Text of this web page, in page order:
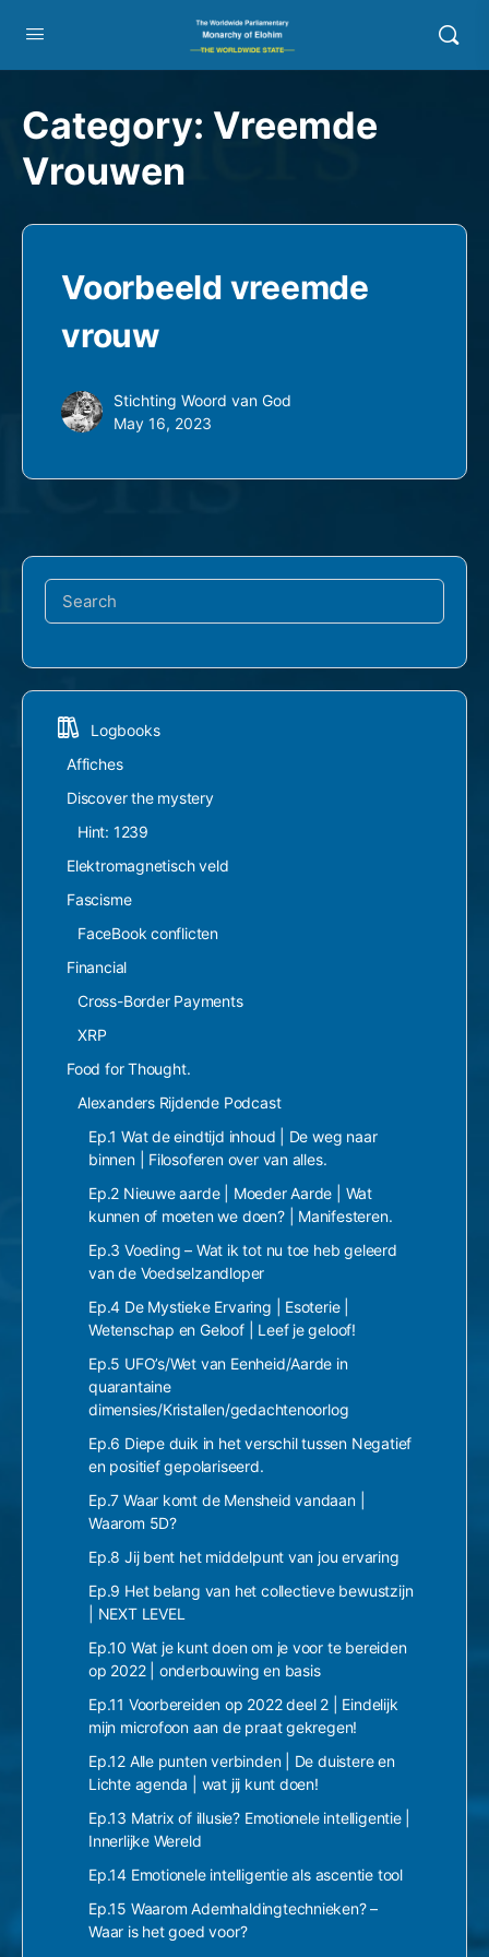
Category: Vreemde
Vrouwen
Voorbeeld vreemde
vrouw
Stichting Woord van God
May 16, 2023
Search
for:
Logbooks
Affiches
Discover the mystery
Hint: 1239
Elektromagnetisch veld
Fascisme
FaceBook conflicten
Financial
Cross-Border Payments
XRP
Food for Thought.
Alexanders Rijdende Podcast
Ep.1 Wat de eindtijd inhoud | De weg naar
binnen | Filosoferen over van alles.
Ep.2 Nieuwe aarde | Moeder Aarde | Wat
kunnen of moeten we doen? | Manifesteren.
Ep.3 Voeding – Wat ik tot nu toe heb geleerd
van de Voedselzandloper
Ep.4 De Mystieke Ervaring | Esoterie |
Wetenschap en Geloof | Leef je geloof!
Ep.5 UFO’s/Wet van Eenheid/Aarde in
quarantaine
dimensies/Kristallen/gedachtenoorlog
Ep.6 Diepe duik in het verschil tussen Negatief
en positief gepolariseerd.
Ep.7 Waar komt de Mensheid vandaan |
Waarom 5D?
Ep.8 Jij bent het middelpunt van jou ervaring
Ep.9 Het belang van het collectieve bewustzijn
| NEXT LEVEL
Ep.10 Wat je kunt doen om je voor te bereiden
op 2022 | onderbouwing en basis
Ep.11 Voorbereiden op 2022 deel 2 | Eindelijk
mijn microfoon aan de praat gekregen!
Ep.12 Alle punten verbinden | De duistere en
Lichte agenda | wat jij kunt doen!
Ep.13 Matrix of illusie? Emotionele intelligentie |
Innerlijke Wereld
Ep.14 Emotionele intelligentie als ascentie tool
Ep.15 Waarom Ademhaldingtechnieken? –
Waar is het goed voor?